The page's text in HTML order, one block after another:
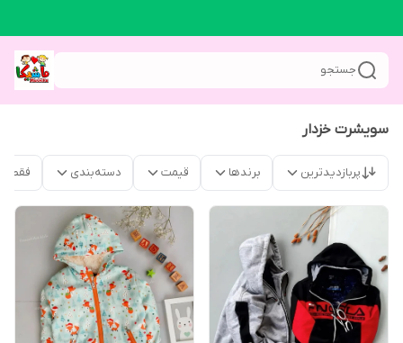
جستجو
سویشرت خزدار
پربازدیدترین برندها قیمت دسته‌بندی فقط